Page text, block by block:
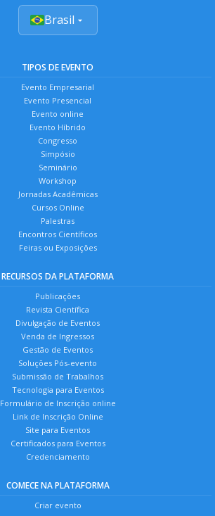
Brasil
TIPOS DE EVENTO
Evento Empresarial
Evento Presencial
Evento online
Evento Híbrido
Congresso
Simpósio
Seminário
Workshop
Jornadas Acadêmicas
Cursos Online
Palestras
Encontros Científicos
Feiras ou Exposições
RECURSOS DA PLATAFORMA
Publicações
Revista Científica
Divulgação de Eventos
Venda de Ingressos
Gestão de Eventos
Soluções Pós-evento
Submissão de Trabalhos
Tecnologia para Eventos
Formulário de Inscrição online
Link de Inscrição Online
Site para Eventos
Certificados para Eventos
Credenciamento
COMECE NA PLATAFORMA
Criar evento